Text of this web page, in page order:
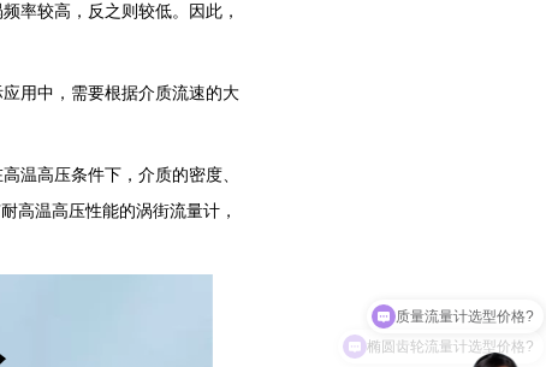
率较高，反之则较低。因此，
用中，需要根据介质流速的大
温高压条件下，介质的密度、
高温高压性能的涡街流量计，
椭圆齿轮流量计选型价格?